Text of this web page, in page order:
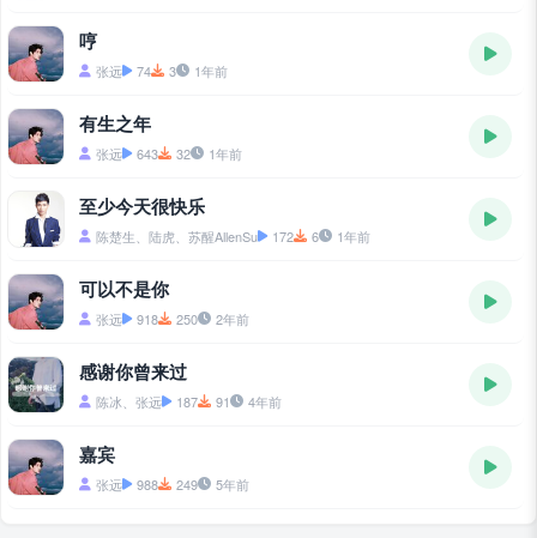
哼
张远 74 3 1年前
有生之年
张远 643 32 1年前
至少今天很快乐
陈楚生、陆虎、苏醒AllenSu 172 6 1年前
可以不是你
张远 918 250 2年前
感谢你曾来过
陈冰、张远 187 91 4年前
嘉宾
张远 988 249 5年前